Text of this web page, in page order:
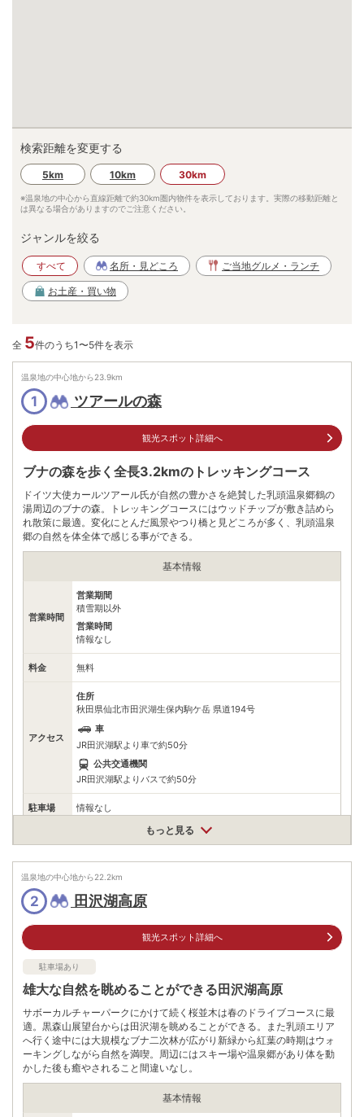
検索距離を変更する
5km 10km 30km
※温泉地の中心から直線距離で約30km圏内物件を表示しております。実際の移動距離と
は異なる場合がありますのでご注意ください。
ジャンルを絞る
すべて 名所・見どころ ご当地グルメ・ランチ
お土産・買い物
全 5件のうち1〜5件を表示
温泉地の中心地から23.9km
1 ツアールの森
観光スポット詳細へ
ブナの森を歩く全長3.2kmのトレッキングコース
ドイツ大使カールツアール氏が自然の豊かさを絶賛した乳頭温泉郷鶴の
湯周辺のブナの森。トレッキングコースにはウッドチップが敷き詰めら
れ散策に最適。変化にとんだ風景やつり橋と見どころが多く、乳頭温泉
郷の自然を体全体で感じる事ができる。
基本情報
営業時間
営業期間
積雪期以外
営業時間
情報なし
料金 無料
アクセス
住所
秋田県仙北市田沢湖生保内駒ケ岳 県道194号
車
JR田沢湖駅より車で約50分
公共交通機関
JR田沢湖駅よりバスで約50分
駐車場 情報なし
※お問合せ先：仙北市田沢湖観光情報センター「フォレイク」
※ 掲載情報は変更になる場合があります。最新の内容はご利用前にご自身でお
問合せください。
※ 料金情報は税込・税抜表記が混ざっております。正しい金額はご利用前にご
自身でお問合せください。
もっと見る
温泉地の中心地から22.2km
2 田沢湖高原
観光スポット詳細へ
駐車場あり
雄大な自然を眺めることができる田沢湖高原
サボーカルチャーパークにかけて続く桜並木は春のドライブコースに最
適。黒森山展望台からは田沢湖を眺めることができる。また乳頭エリア
へ行く途中には大規模なブナ二次林が広がり新緑から紅葉の時期はウォ
ーキングしながら自然を満喫。周辺にはスキー場や温泉郷があり体を動
かした後も癒やされること間違いなし。
基本情報